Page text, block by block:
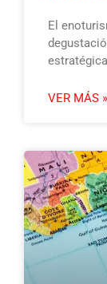
El
VER MÁS »